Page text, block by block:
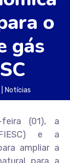
o
gás
Notícias
(01), a
e a
ampliar a